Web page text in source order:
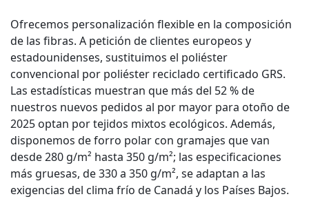
Ofrecemos personalización flexible en la composición
de las fibras. A petición de clientes europeos y
estadounidenses, sustituimos el poliéster
convencional por poliéster reciclado certificado GRS.
Las estadísticas muestran que más del 52 % de
nuestros nuevos pedidos al por mayor para otoño de
2025 optan por tejidos mixtos ecológicos. Además,
disponemos de forro polar con gramajes que van
desde 280 g/m² hasta 350 g/m²; las especificaciones
más gruesas, de 330 a 350 g/m², se adaptan a las
exigencias del clima frío de Canadá y los Países Bajos.